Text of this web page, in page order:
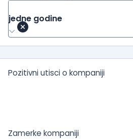
jedne godine
Pozitivni utisci o kompaniji
Zamerke kompaniji